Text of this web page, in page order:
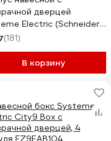
дверцей
Electric (Schneider
City9 Box
EZ9E112S2SRU
(181)
В корзину